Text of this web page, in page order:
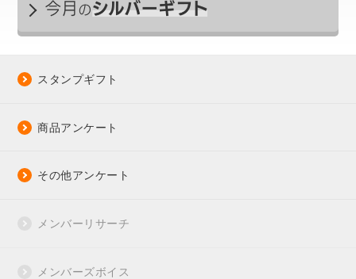
スタンプギフト
商品アンケート
その他アンケート
メンバーリサーチ
メンバーズボイス